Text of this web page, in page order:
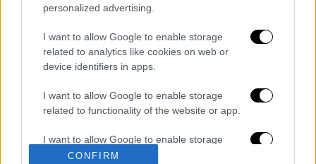
personalized advertising.
I want to allow Google to enable storage
related to analytics like cookies on web or
device identifiers in apps.
I want to allow Google to enable storage
related to functionality of the website or app.
I want to allow Google to enable storage
related to personalization.
CONFIRM
Βοιωτία: Κλείνει το αιολικό πάρκο από
όλα τα έργα του συλληφθέντα δημάρχου
Σοκαριστικό βίντεο από το τροχαίο στις
Το ΙΧ πέφτει πάνω στο φορτηγό
Ο Ερυθρός Σταυρός έσβησε βίντεο για το
προσφυγικό ταξίδι του 26χρονου
κατηγορούμενου για τη δολοφονία της